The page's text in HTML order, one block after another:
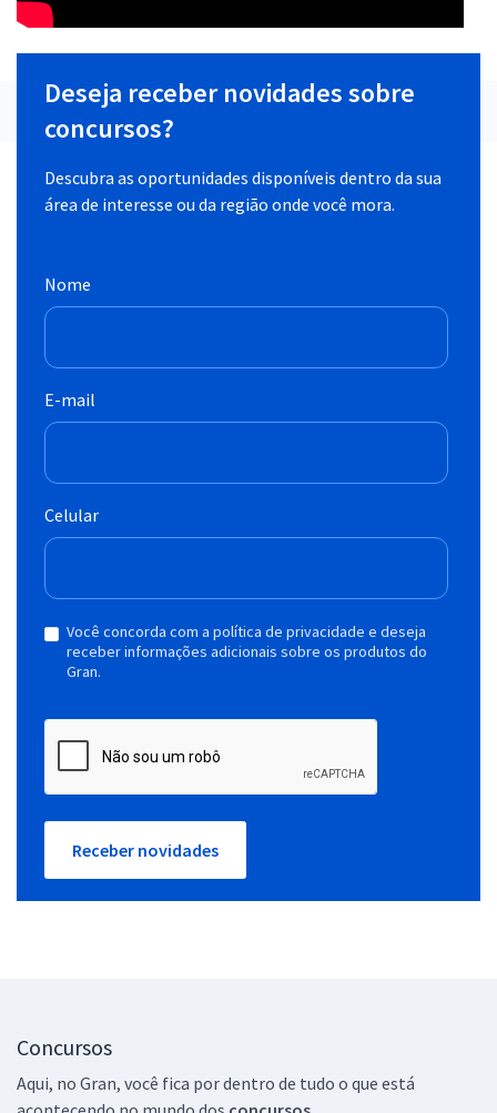
Deseja receber novidades sobre
concursos?
Descubra as oportunidades disponíveis dentro da sua
área de interesse ou da região onde você mora.
Nome
E-mail
Celular
Você concorda com a política de privacidade e deseja
receber informações adicionais sobre os produtos do
Gran.
Receber novidades
Concursos
Aqui, no Gran, você fica por dentro de tudo o que está